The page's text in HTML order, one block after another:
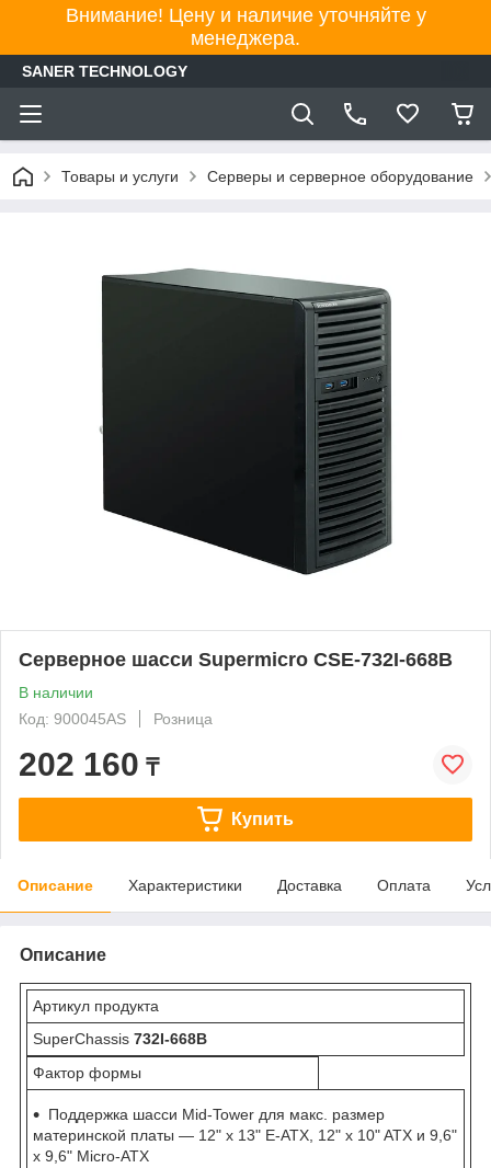
Внимание! Цену и наличие уточняйте у
менеджера.
SANER TECHNOLOGY
Товары и услуги Серверы и серверное оборудование
Серверное шасси Supermicro CSE-732I-668B
В наличии
Код: 900045AS
Розница
202 160 ₸
Купить
Описание Характеристики Доставка Оплата
Описание
Артикул продукта
SuperChassis 732I-668B
Фактор формы
Поддержка шасси Mid-Tower для макс. размер
материнской платы — 12" x 13" E-ATX, 12" x 10" ATX и 9,6"
x 9,6" Micro-ATX